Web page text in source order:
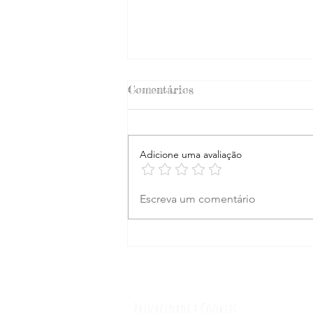
Grécia: Ilhas Ciclades - Um
Comentários
Adicione uma avaliação
Escreva um comentário